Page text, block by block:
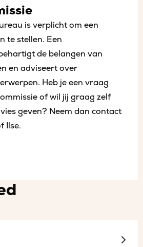
is verplicht om een
te stellen. Een
de belangen van
en adviseert over
Heb je een vraag
of wil jij graag zelf
geven? Neem dan contact
Ilse.